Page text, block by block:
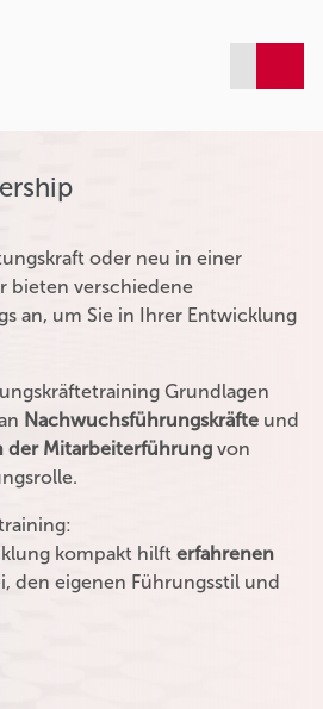
oder neu in einer
bieten verschiedene
an, um Sie in Ihrer Entwicklung
Grundlagen
Nachwuchsführungskräfte und
der Mitarbeiterführung von
kompakt hilft erfahrenen
den eigenen Führungsstil und